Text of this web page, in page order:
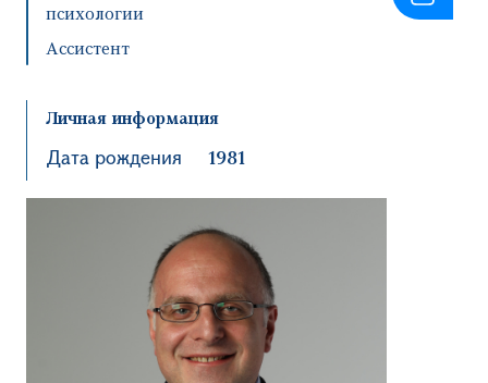
психологии
Ассистент
Личная информация
Дата рождения 1981